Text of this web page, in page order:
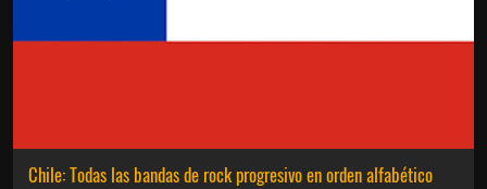
Chile: Todas las bandas de rock progresivo en orden alfabético